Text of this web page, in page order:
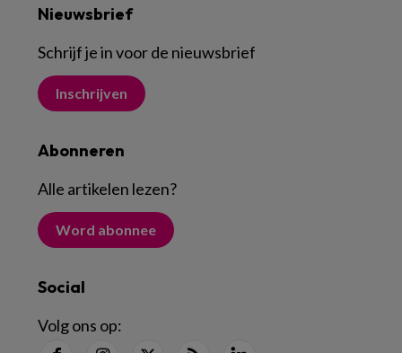
Nieuwsbrief
Schrijf je in voor de nieuwsbrief
Inschrijven
Abonneren
Alle artikelen lezen?
Word abonnee
Social
Volg ons op: